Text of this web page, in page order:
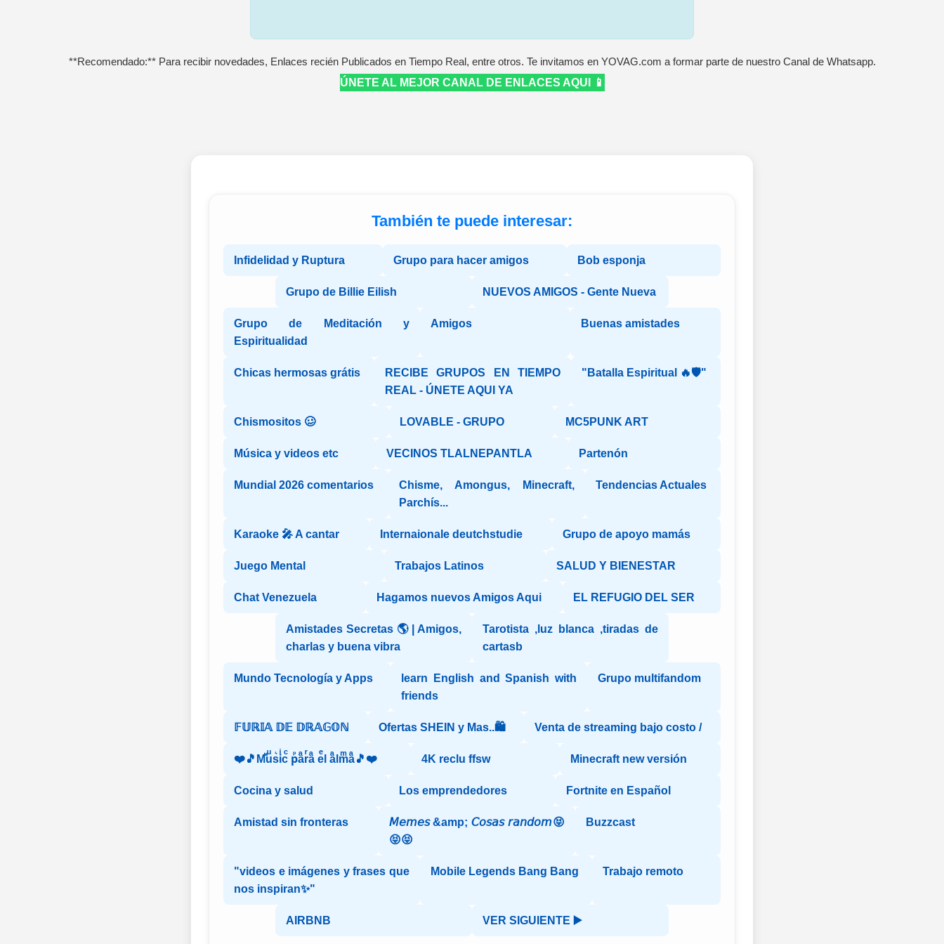
**Recomendado:** Para recibir novedades, Enlaces recién Publicados en Tiempo Real, entre otros. Te invitamos en YOVAG.com a formar parte de nuestro Canal de Whatsapp.
ÚNETE AL MEJOR CANAL DE ENLACES AQUI 📱
También te puede interesar:
Infidelidad y Ruptura Grupo para hacer amigos Bob esponja
Grupo de Billie Eilish NUEVOS AMIGOS - Gente Nueva
Grupo de Meditación y
Espiritualidad
Amigos Buenas amistades
Chicas hermosas grátis
RECIBE GRUPOS EN TIEMPO
REAL - ÚNETE AQUI YA
"Batalla Espiritual 🔥🛡️"
Chismositos 🥴 LOVABLE - GRUPO MC5PUNK ART
Música y videos etc VECINOS TLALNEPANTLA Partenón
Mundial 2026 comentarios
Chisme, Amongus, Minecraft,
Parchís...
Tendencias Actuales
Karaoke 🎤 A cantar Internaionale deutchstudie Grupo de apoyo mamás
Juego Mental Trabajos Latinos SALUD Y BIENESTAR
Chat Venezuela Hagamos nuevos Amigos Aqui EL REFUGIO DEL SER
Amistades Secretas 🌎 | Amigos,
charlas y buena vibra
Tarotista ,luz blanca ,tiradas de
cartasb
Mundo Tecnología y Apps
learn English and Spanish with
friends
Grupo multifandom
𝔽𝕌ℝ𝕀𝔸 𝔻𝔼 𝔻ℝ𝔸𝔾𝕆ℕ Ofertas SHEIN y Mas..🛍️ Venta de streaming bajo costo /
❤️🎵Mⷨuͧs͛iͥcͨ рⷬaͣrͬaͣ eͤl aͣlmͫaͣ🎵❤️ 4K reclu ffsw Minecraft new versión
Cocina y salud Los emprendedores Fortnite en Español
Amistad sin fronteras
𝘔𝘦𝘮𝘦𝘴 &amp; 𝘊𝘰𝘴𝘢𝘴 𝘳𝘢𝘯𝘥𝘰𝘮😝
😝😝
Buzzcast
"videos e imágenes y frases que
nos inspiran✨"
Mobile Legends Bang Bang Trabajo remoto
AIRBNB VER SIGUIENTE ▶️